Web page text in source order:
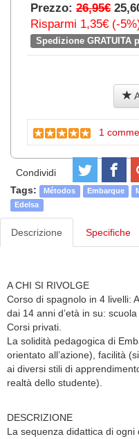
Prezzo: 26,95€
Risparmi 1,35€ (-
Spedizione GRATUITA
1
Condividi
Tags:
Métodos Embarque
Edelsa
Descrizione Specifiche
A CHI SI RIVOLGE
Corso di spagnolo in 4 livelli:
dai 14 anni d’età in su:
Corsi privati.
La solidità pedagogica di
orientato all’azione), facilità
ai diversi stili di
realtà dello studente).
DESCRIZIONE
La sequenza didattica di